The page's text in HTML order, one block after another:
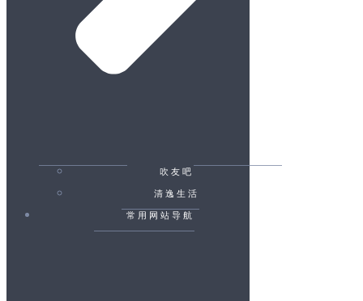
吹友吧
清逸生活
常用网站导航